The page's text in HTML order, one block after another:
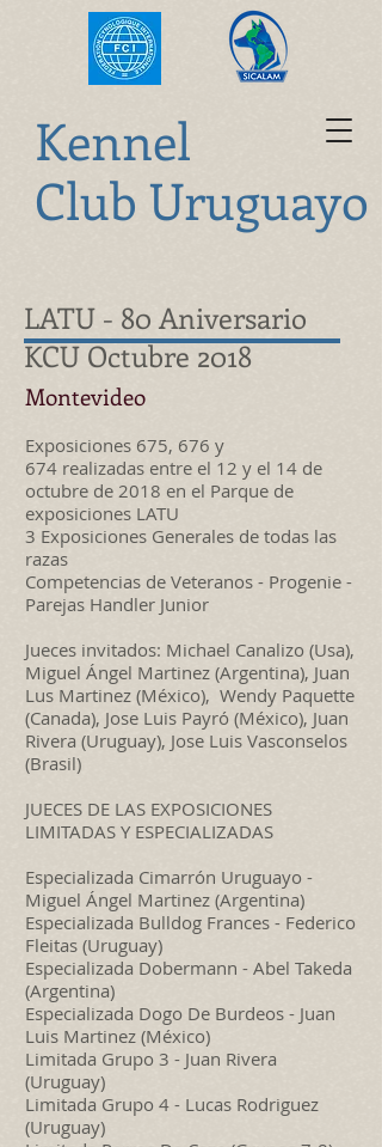
Kennel
Club Uruguayo
Montevideo
Exposiciones 675, 676 y
674 realizadas entre el 12 y el 14 de
octubre de 2018 en el Parque de
exposiciones LATU
3 Exposiciones Generales de todas las
razas
Competencias de Veteranos - Progenie -
Parejas Handler Junior
Jueces invitados: Michael Canalizo (Usa),
Miguel Ángel Martinez (Argentina), Juan
Lus Martinez (México), Wendy Paquette
(Canada), Jose Luis Payró (México), Juan
Rivera (Uruguay), Jose Luis Vasconselos
(Brasil)
JUECES DE LAS EXPOSICIONES
LIMITADAS Y ESPECIALIZADAS
Especializada Cimarrón Uruguayo -
Miguel Ángel Martinez (Argentina)
Especializada Bulldog Frances - Federico
Fleitas (Uruguay)
Especializada Dobermann - Abel Takeda
(Argentina)
Especializada Dogo De Burdeos - Juan
Luis Martinez (México)
Limitada Grupo 3 - Juan Rivera
(Uruguay)
Limitada Grupo 4 - Lucas Rodriguez
(Uruguay)
LATU - 80 Aniversario
KCU Octubre 2018